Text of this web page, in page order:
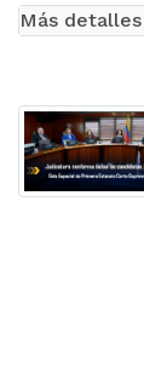
Más detalles